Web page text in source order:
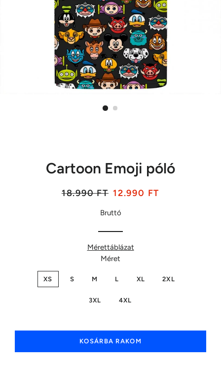
Cartoon Emoji póló
Listaár
18.990 FT Akciós
12.990 FT
Bruttó
Mérettáblázat
Méret
XS S M L XL 2XL
3XL 4XL
KOSÁRBA RAKOM